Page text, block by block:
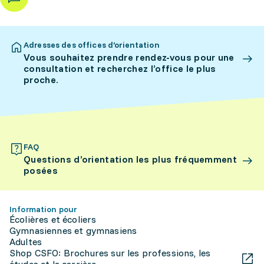
Adresses des offices d’orientation
Vous souhaitez prendre rendez-vous pour une
consultation et recherchez l’office le plus
proche.
FAQ
Questions d’orientation les plus fréquemment
posées
Information pour
Écolières et écoliers
Gymnasiennes et gymnasiens
Adultes
Shop CSFO: Brochures sur les professions, les